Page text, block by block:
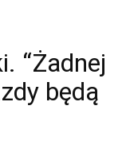
“Żadnej
będą